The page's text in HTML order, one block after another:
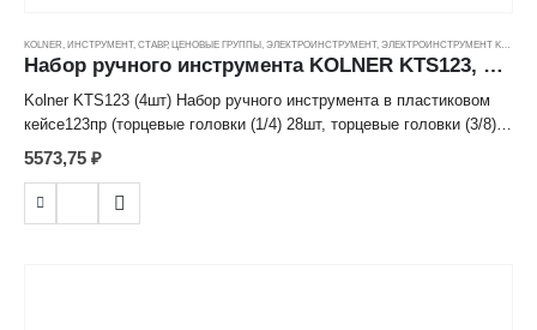
KOLNER ИНСТРУМЕНТ, СТАВР, ЦЕНОВЫЕ ГРУППЫ ЭЛЕКТРОИНСТРУМЕНТ, ЭЛЕКТРОИНСТРУМЕНТ KOLNER
Набор ручного инструмента KOLNER KTS123, в пластиковом кейсе 123пр. ---
Kolner KTS123 (4шт) Набор ручного инструмента в пластиковом
кейсе123пр (торцевые головки (1/4) 28шт, торцевые головки (3/8)
12шт, удлинитель (3/8) 2шт, удлинитель (1/4) 1шт, рукоятка с
трещеткой (3/8) 1шт, рукоятка с трещеткой (1/4) 1шт,
комбинированный гаечный ключ 10шт, разводной ключ 1шт,
тонкогубцы 1шт, бокорезы 1шт, шестигранный ключ 16шт, отвертка
5573,75 ₽